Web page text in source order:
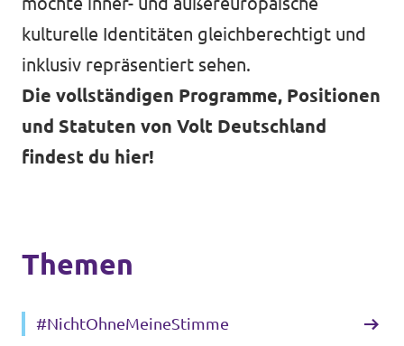
kulturelle Identitäten gleichberechtigt und
inklusiv repräsentiert sehen.
Die vollständigen Programme, Positionen
und Statuten von Volt Deutschland
findest du hier!
Themen
#NichtOhneMeineStimme